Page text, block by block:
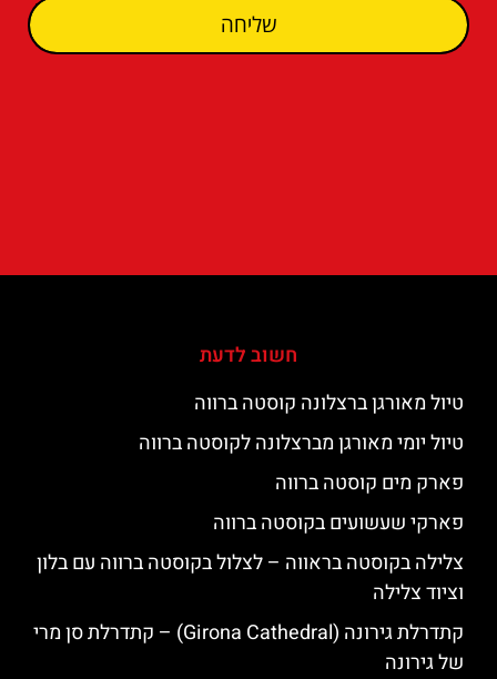
שליחה
חשוב לדעת
טיול מאורגן ברצלונה קוסטה ברווה
טיול יומי מאורגן מברצלונה לקוסטה ברווה
פארק מים קוסטה ברווה
פארקי שעשועים בקוסטה ברווה
צלילה בקוסטה בראווה – לצלול בקוסטה ברווה עם בלון
וציוד צלילה
קתדרלת גירונה (Girona Cathedral) – קתדרלת סן מרי
של גירונה